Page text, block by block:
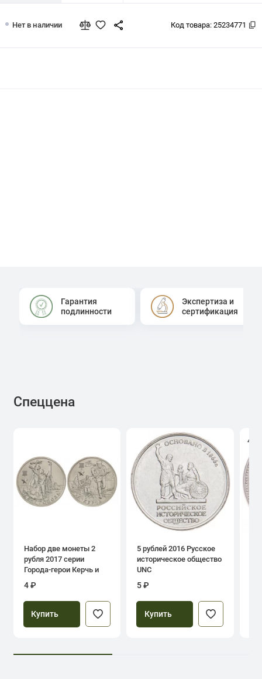
Нет в наличии Код товара: 25234771
Гарантия
подлинности
Экспертиза и
сертификация
Спеццена
Набор две монеты 2
рубля 2017 серии
Города-герои Керчь и
4 ₽
Купить
5 рублей 2016 Русское
историческое общество
UNC
5 ₽
Купить
4.0